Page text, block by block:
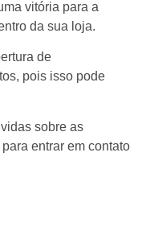
vitória para a
da sua loja.
de
pois isso pode
sobre as
entrar em contato